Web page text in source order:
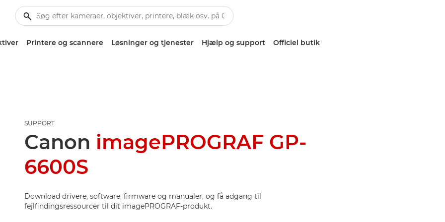
Printere og scannere Løsninger og tjenester Hjælp og support Officiel butik
SUPPORT
Canon imagePROGRAF GP-
6600S
Download drivere, software, firmware og manualer, og få adgang til
fejlfindingsressourcer til dit imagePROGRAF-produkt.